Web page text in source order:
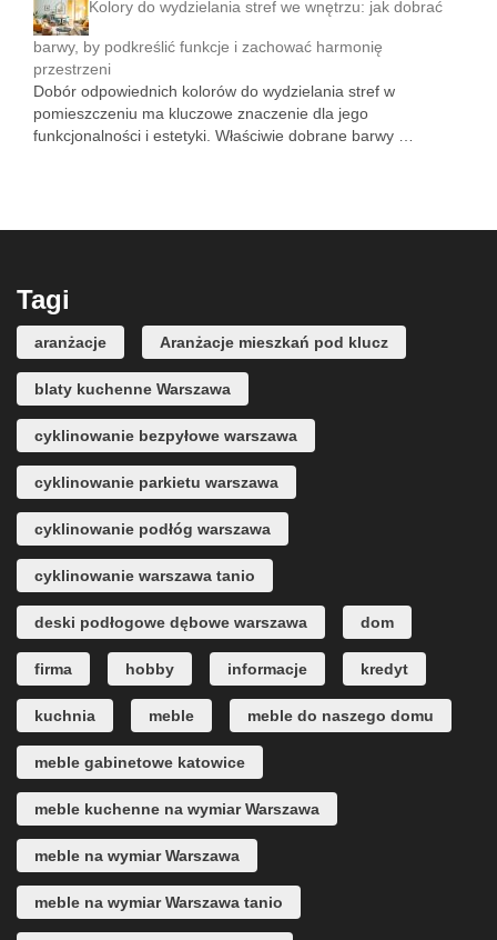
Kolory do wydzielania stref we wnętrzu: jak dobrać
barwy, by podkreślić funkcje i zachować harmonię
przestrzeni
Dobór odpowiednich kolorów do wydzielania stref w
pomieszczeniu ma kluczowe znaczenie dla jego
funkcjonalności i estetyki. Właściwie dobrane barwy …
Tagi
aranżacje Aranżacje mieszkań pod klucz
blaty kuchenne Warszawa
cyklinowanie bezpyłowe warszawa
cyklinowanie parkietu warszawa
cyklinowanie podłóg warszawa
cyklinowanie warszawa tanio
deski podłogowe dębowe warszawa dom
firma hobby informacje kredyt
kuchnia meble meble do naszego domu
meble gabinetowe katowice
meble kuchenne na wymiar Warszawa
meble na wymiar Warszawa
meble na wymiar Warszawa tanio